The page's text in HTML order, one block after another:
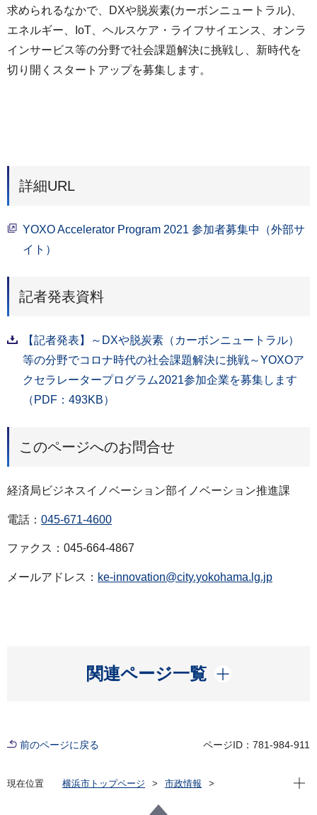
求められるなかで、DXや脱炭素(カーボンニュートラル)、
エネルギー、IoT、ヘルスケア・ライフサイエンス、オンラ
インサービス等の分野で社会課題解決に挑戦し、新時代を
切り開くスタートアップを募集します。
詳細URL
YOXO Accelerator Program 2021 参加者募集中（外部サ
イト）
記者発表資料
【記者発表】～DXや脱炭素（カーボンニュートラル）
等の分野でコロナ時代の社会課題解決に挑戦～YOXOア
クセラレータープログラム2021参加企業を募集します
（PDF：493KB）
このページへのお問合せ
経済局ビジネスイノベーション部イノベーション推進課
電話： 045-671-4600
ファクス：045-664-4867
メールアドレス： ke-innovation@city.yokohama.lg.jp
関連ページ一覧
開く
前のページに戻る ページID：781-984-911
現在位置 横浜市トップページ
市政情報
現在